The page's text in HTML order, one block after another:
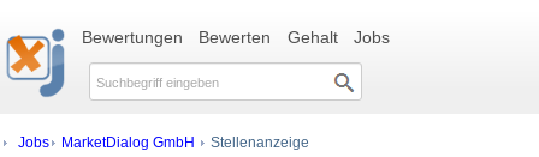
Bewertungen Bewerten Gehalt Jobs
Jobs MarketDialog GmbH Stellenanzeige